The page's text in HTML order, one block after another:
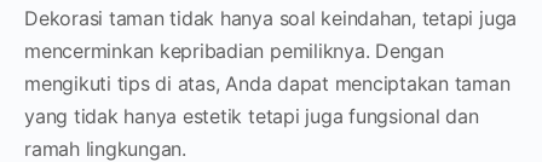
Dekorasi taman tidak hanya soal keindahan, tetapi juga
mencerminkan kepribadian pemiliknya. Dengan
mengikuti tips di atas, Anda dapat menciptakan taman
yang tidak hanya estetik tetapi juga fungsional dan
ramah lingkungan.